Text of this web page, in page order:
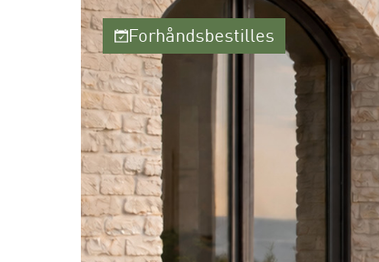
Forhåndsbestilles